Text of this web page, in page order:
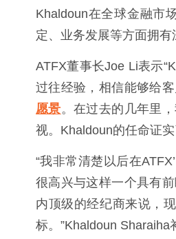
Khaldoun在全球金融市
定、业务发展等方面拥有
ATFX董事长Joe Li表示
过往经验，相信能够给
愿景。在过去的几年里
视。Khaldoun的任命证
“我非常清楚以后在
很高兴与这样一个具有
内顶级的经纪商来说，
标。”Khaldoun Sharaiha